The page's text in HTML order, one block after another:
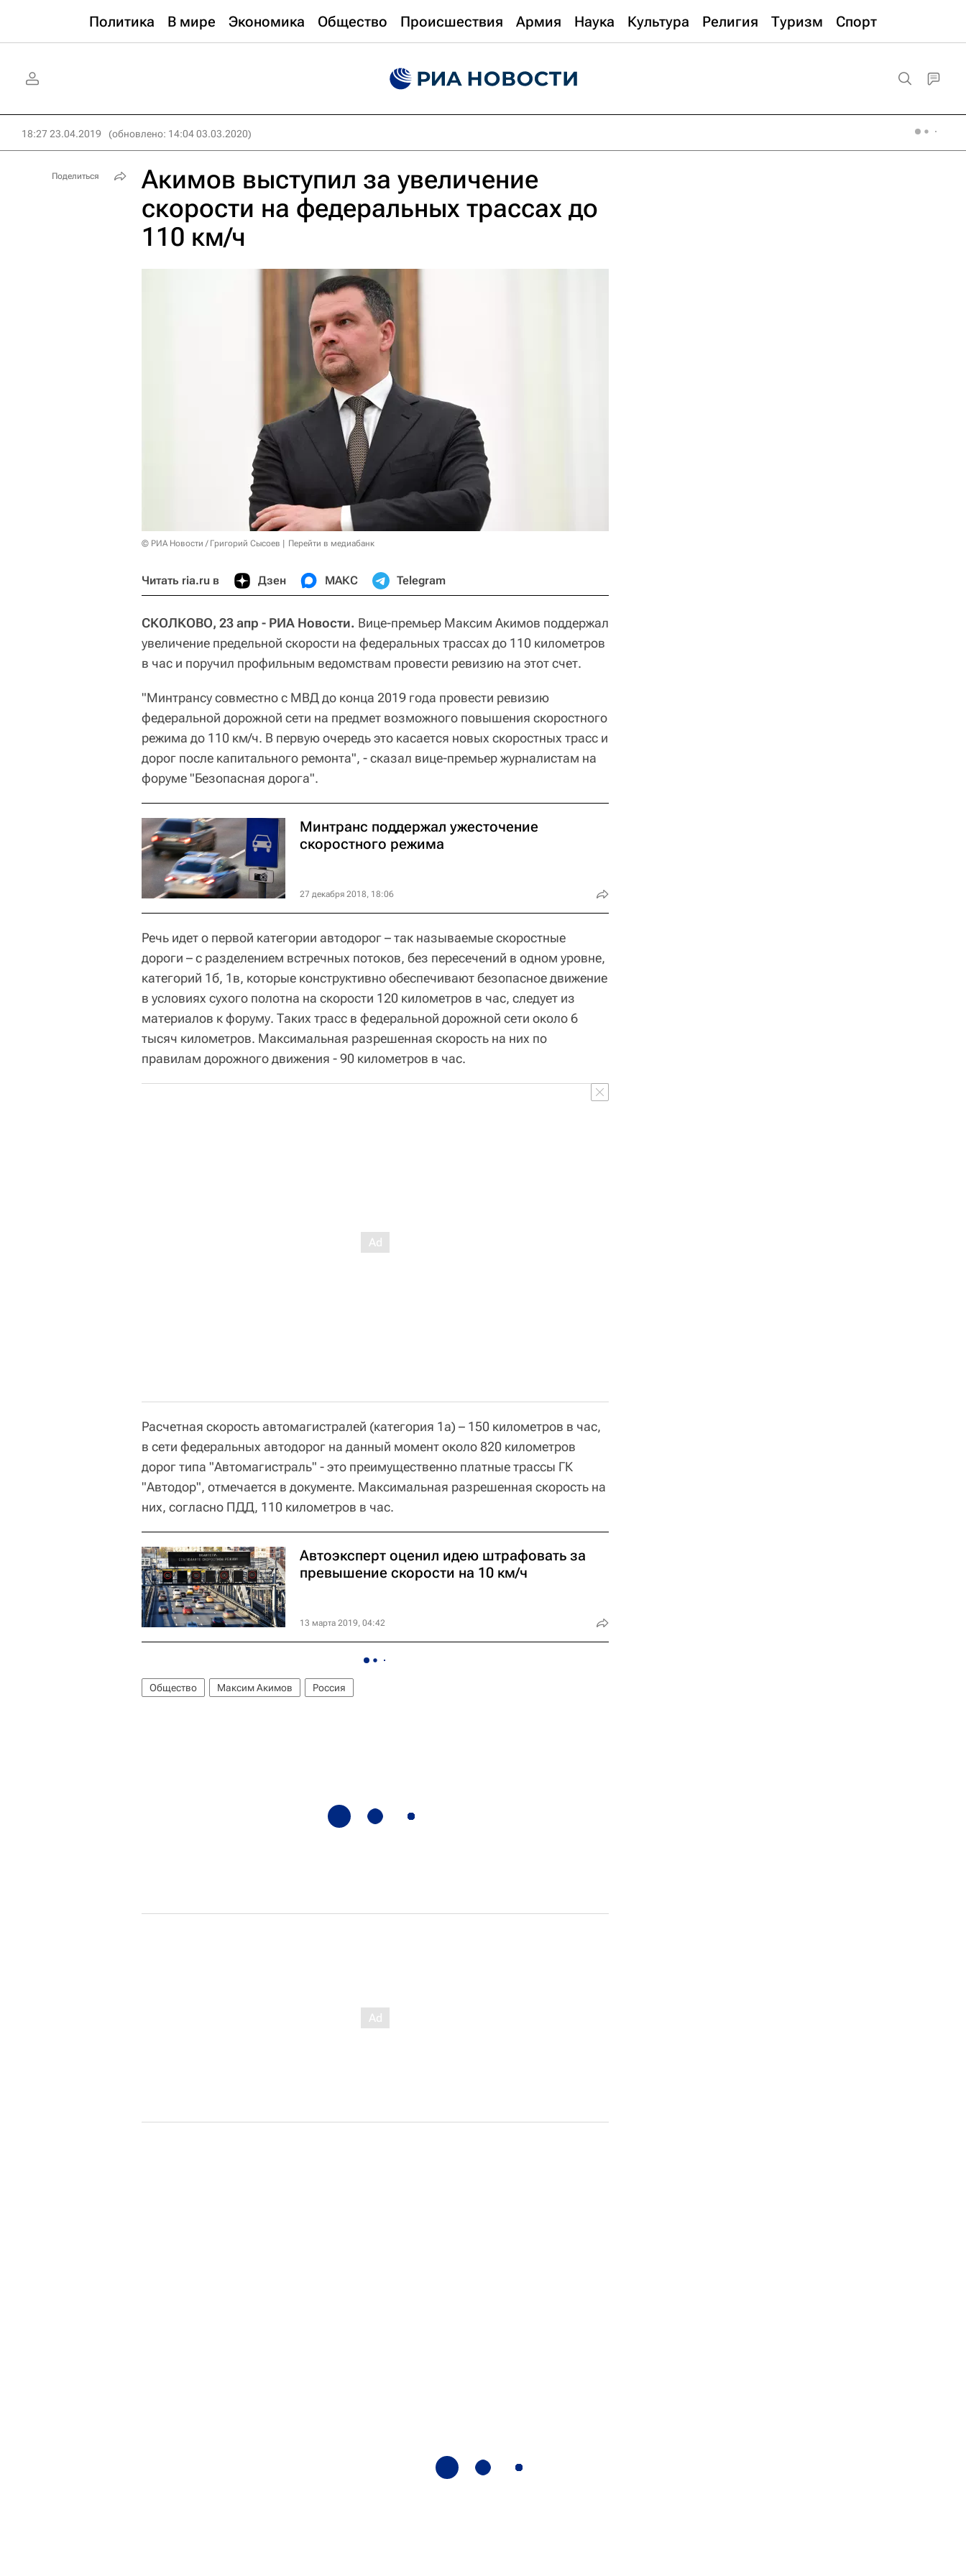
Политика В мире Экономика Общество Происшествия Армия Наука Культура Религия Туризм Спорт
18:27 23.04.2019 (обновлено: 14:04 03.03.2020)
Акимов выступил за увеличение
скорости на федеральных трассах до
110 км/ч
© РИА Новости / Григорий Сысоев Перейти в медиабанк
Читать ria.ru в Дзен МАКС Telegram
СКОЛКОВО, 23 апр - РИА Новости. Вице-премьер Максим Акимов поддержал
увеличение предельной скорости на федеральных трассах до 110 километров
в час и поручил профильным ведомствам провести ревизию на этот счет.
"Минтрансу совместно с МВД до конца 2019 года провести ревизию
федеральной дорожной сети на предмет возможного повышения скоростного
режима до 110 км/ч. В первую очередь это касается новых скоростных трасс и
дорог после капитального ремонта", - сказал вице-премьер журналистам на
форуме "Безопасная дорога".
Минтранс поддержал ужесточение
скоростного режима
27 декабря 2018, 18:06
Речь идет о первой категории автодорог – так называемые скоростные
дороги – с разделением встречных потоков, без пересечений в одном уровне,
категорий 1б, 1в, которые конструктивно обеспечивают безопасное движение
в условиях сухого полотна на скорости 120 километров в час, следует из
материалов к форуму. Таких трасс в федеральной дорожной сети около 6
тысяч километров. Максимальная разрешенная скорость на них по
правилам дорожного движения - 90 километров в час.
Расчетная скорость автомагистралей (категория 1а) – 150 километров в час,
в сети федеральных автодорог на данный момент около 820 километров
дорог типа "Автомагистраль" - это преимущественно платные трассы ГК
"Автодор", отмечается в документе. Максимальная разрешенная скорость на
них, согласно ПДД, 110 километров в час.
Автоэксперт оценил идею штрафовать за
превышение скорости на 10 км/ч
13 марта 2019, 04:42
Общество Максим Акимов Россия
Поделиться